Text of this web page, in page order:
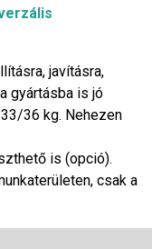
javításra,
gyártásba is jó
36 kg. Nehezen
is (opció).
csak a